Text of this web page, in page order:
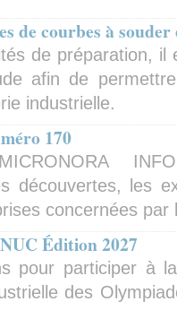
de courbes à
de préparation, il
afin de
industrielle.
170
découvertes, les
concernées
Édition 2027
pour participer à
des